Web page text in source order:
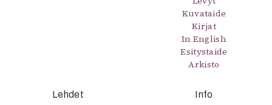
Kuvataide
Kirjat
In English
Esitystaide
Arkisto
Lehdet Info